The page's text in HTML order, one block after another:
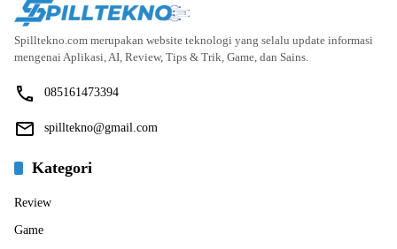
Spilltekno.com merupakan website teknologi yang selalu update informasi
mengenai Aplikasi, AI, Review, Tips & Trik, Game, dan Sains.
085161473394
spilltekno@gmail.com
Kategori
Review
Game